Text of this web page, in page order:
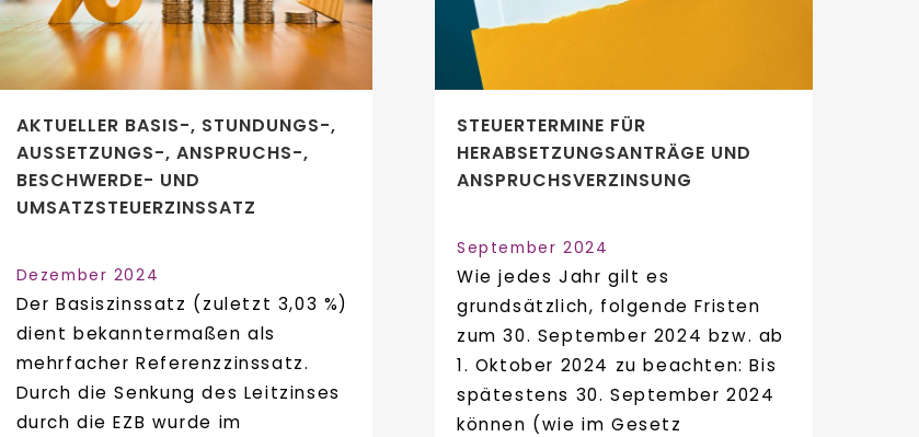
AKTUELLER BASIS-, STUNDUNGS-,
AUSSETZUNGS-, ANSPRUCHS-,
BESCHWERDE- UND
UMSATZSTEUERZINSSATZ
Dezember 2024
Der Basiszinssatz (zuletzt 3,03 %)
dient bekanntermaßen als
mehrfacher Referenzzinssatz.
Durch die Senkung des Leitzinses
durch die EZB wurde im
STEUERTERMINE FÜR
HERABSETZUNGSANTRÄGE UND
ANSPRUCHSVERZINSUNG
September 2024
Wie jedes Jahr gilt es
grundsätzlich, folgende Fristen
zum 30. September 2024 bzw. ab
1. Oktober 2024 zu beachten: Bis
spätestens 30. September 2024
können (wie im Gesetz